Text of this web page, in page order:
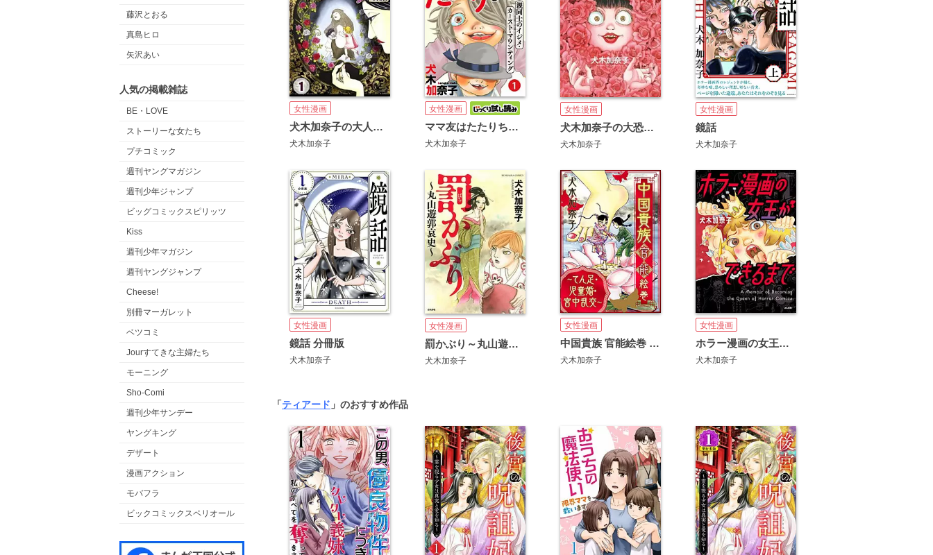
藤沢とおる
真島ヒロ
矢沢あい
人気の掲載雑誌
BE・LOVE
ストーリーな女たち
プチコミック
週刊ヤングマガジン
週刊少年ジャンプ
ビッグコミックスピリッツ
Kiss
週刊少年マガジン
週刊ヤングジャンプ
Cheese!
別冊マーガレット
ベツコミ
Jourすてきな主婦たち
モーニング
Sho-Comi
週刊少年サンデー
ヤングキング
デザート
漫画アクション
モバフラ
ビックコミックスペリオール
女性漫画
犬木加奈子の大人向けグリム童話
犬木加奈子
女性漫画
ママ友はたたりちゃん ～親同士のイジメ・カースト・マウンティング～
犬木加奈子
女性漫画
犬木加奈子の大恐怖！
犬木加奈子
女性漫画
鏡話
犬木加奈子
女性漫画
鏡話 分冊版
犬木加奈子
女性漫画
罰かぶり～丸山遊郭哀史～
犬木加奈子
女性漫画
中国貴族 官能絵巻 ～てん足・児童婚・宮中乱交～
犬木加奈子
女性漫画
ホラー漫画の女王ができるまで
犬木加奈子
「ティアード 」のおすすめ作品